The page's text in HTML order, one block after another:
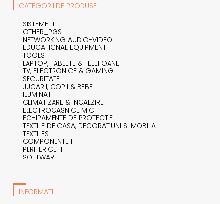
CATEGORII DE PRODUSE
SISTEME IT
OTHER_PGS
NETWORKING AUDIO-VIDEO
EDUCATIONAL EQUIPMENT
TOOLS
LAPTOP, TABLETE & TELEFOANE
TV, ELECTRONICE & GAMING
SECURITATE
JUCARII, COPII & BEBE
ILUMINAT
CLIMATIZARE & INCALZIRE
ELECTROCASNICE MICI
ECHIPAMENTE DE PROTECTIE
TEXTILE DE CASA, DECORATIUNI SI MOBILA
TEXTILES
COMPONENTE IT
PERIFERICE IT
SOFTWARE
INFORMATII